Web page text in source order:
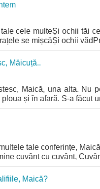
cele multeȘi ochii tăi
se mișcăȘi ochii
Măicuță..
Maică, una alta. Nu
și în afară. S-a făcut
tale conferințe,
cuvânt cu cuvânt,
Maică?